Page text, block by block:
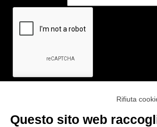
Link utili
Rifiuta
Questo sito web